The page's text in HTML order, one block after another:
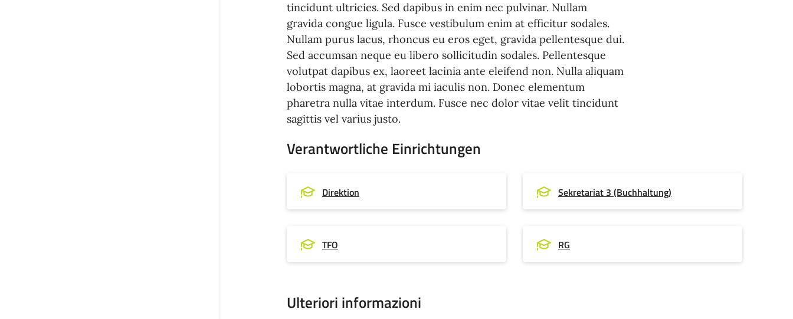
tincidunt ultricies. Sed dapibus in enim nec pulvinar. Nullam
gravida congue ligula. Fusce vestibulum enim at efficitur sodales.
Nullam purus lacus, rhoncus eu eros eget, gravida pellentesque dui.
Sed accumsan neque eu libero sollicitudin sodales. Pellentesque
volutpat dapibus ex, laoreet lacinia ante eleifend non. Nulla aliquam
lobortis magna, at gravida mi iaculis non. Donec elementum
pharetra nulla vitae interdum. Fusce nec dolor vitae velit tincidunt
sagittis vel varius justo.
Verantwortliche Einrichtungen
Direktion Sekretariat 3 (Buchhaltung)
TFO RG
Ulteriori informazioni